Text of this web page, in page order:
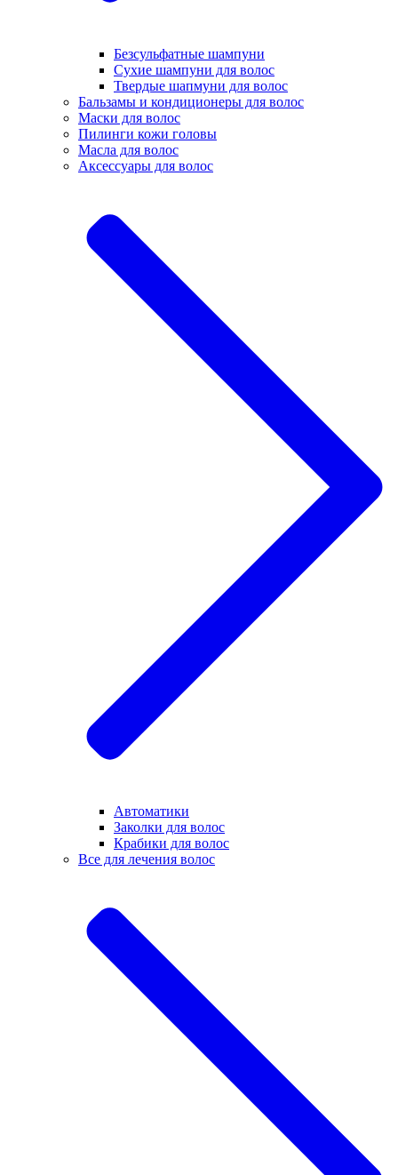
Безсульфатные шампуни
Сухие шампуни для волос
Твердые шапмуни для волос
Бальзамы и кондиционеры для волос
Маски для волос
Пилинги кожи головы
Масла для волос
Аксессуары для волос
Автоматики
Заколки для волос
Крабики для волос
Все для лечения волос